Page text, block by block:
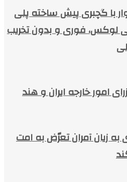
با گچبری پیش ساخته پلی
لوکس، فوری و بدون تخریب
امور خارجه ایران و هند
به زیان آمران تعرّض به امت